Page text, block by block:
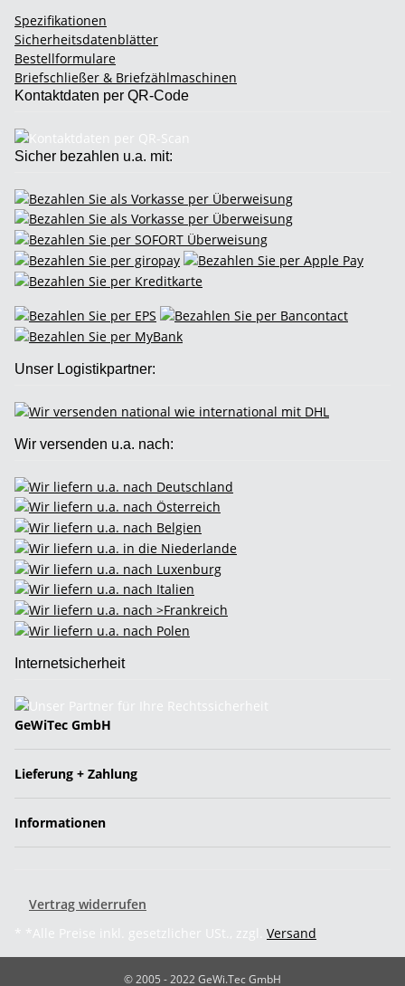
Spezifikationen
Sicherheitsdatenblätter
Bestellformulare
Briefschließer & Briefzählmaschinen
Kontaktdaten per QR-Code
Sicher bezahlen u.a. mit:
Unser Logistikpartner:
Wir versenden u.a. nach:
Internetsicherheit
GeWiTec GmbH
Lieferung + Zahlung
Informationen
Vertrag widerrufen
* *Alle Preise inkl. gesetzlicher USt., zzgl. Versand
© 2005 - 2022 GeWi.Tec GmbH